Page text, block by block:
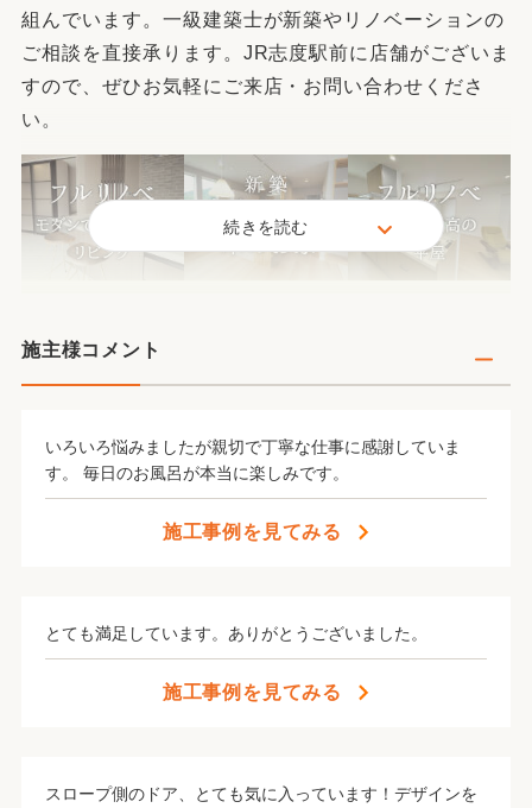
組んでいます。一級建築士が新築やリノベーションの
ご相談を直接承ります。JR志度駅前に店舗がございま
すので、ぜひお気軽にご来店・お問い合わせくださ
い。
続きを読む
施主様コメント
いろいろ悩みましたが親切で丁寧な仕事に感謝していま
す。 毎日のお風呂が本当に楽しみです。
施工事例を見てみる
とても満足しています。ありがとうございました。
施工事例を見てみる
スロープ側のドア、とても気に入っています！デザインを